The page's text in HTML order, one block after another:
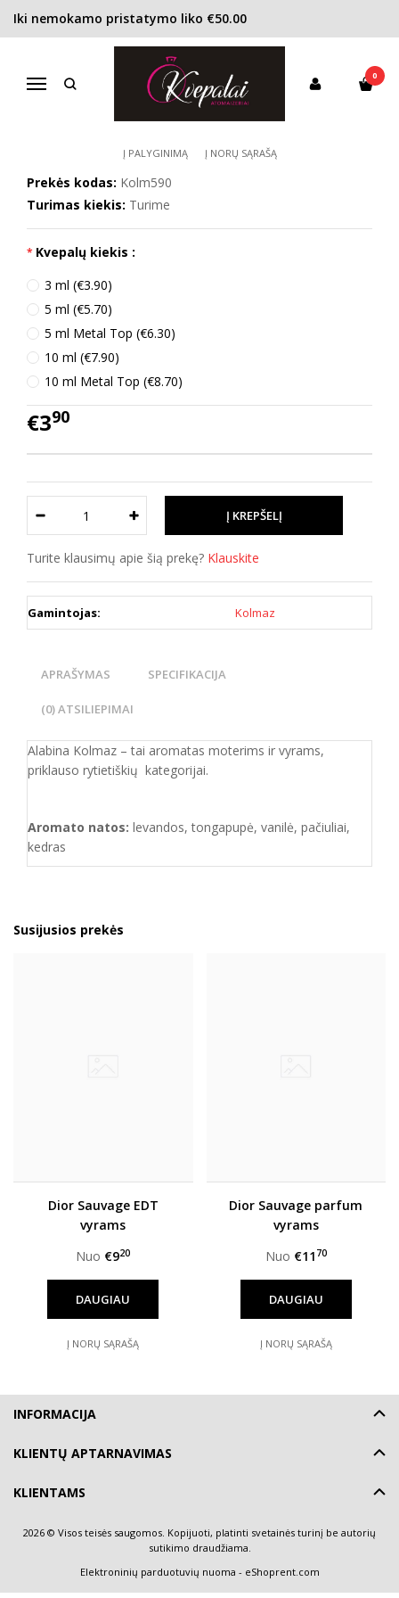
Iki nemokamo pristatymo liko €50.00
Navigacija
0
Pagrindinis KONCENTRACIJA
Kvapusis vanduo (EDP)
Kolmaz Alabina EDP unisex
KOLMAZ ALABINA EDP UNISEX
Į PALYGINIMĄ Į NORŲ SĄRAŠĄ
Prekės kodas: Kolm590
Turimas kiekis: Turime
Kvepalų kiekis :
3 ml (€3.90)
5 ml (€5.70)
5 ml Metal Top (€6.30)
10 ml (€7.90)
10 ml Metal Top (€8.70)
€390
Turite klausimų apie šią prekę? Klauskite
Gamintojas: Kolmaz
APRAŠYMAS SPECIFIKACIJA
(0) ATSILIEPIMAI
Alabina Kolmaz – tai aromatas moterims ir vyrams,
priklauso rytietiškių kategorijai.
Aromato natos: levandos, tongapupė, vanilė, pačiuliai,
kedras
Susijusios prekės
Dior Sauvage EDT
vyrams
Nuo €920
DAUGIAU
Į NORŲ SĄRAŠĄ
Dior Sauvage parfum
vyrams
Nuo €11 70
DAUGIAU
Į NORŲ SĄRAŠĄ
INFORMACIJA
KLIENTŲ APTARNAVIMAS
KLIENTAMS
2026 © Visos teisės saugomos. Kopijuoti, platinti svetainės turinį be autorių
sutikimo draudžiama.
Elektroninių parduotuvių nuoma - eShoprent.com